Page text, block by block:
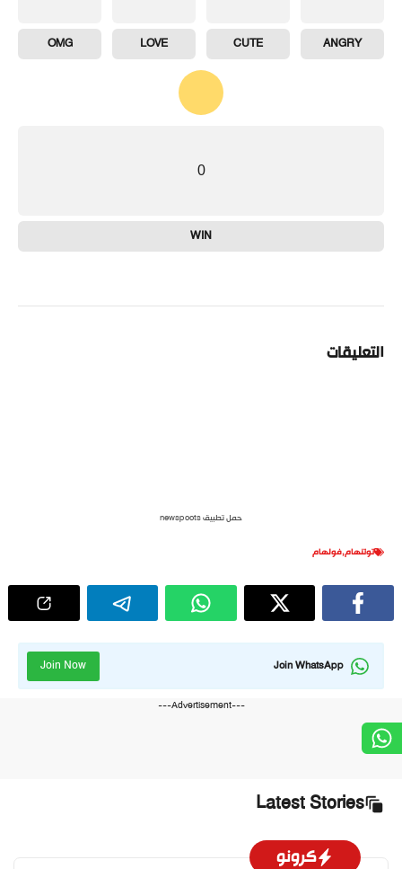
ANGRY
CUTE
LOVE
OMG
0
WIN
التعليقات
حمل تطبيق newspoots
توتنهام,فولهام
Join WhatsApp
Join Now
---Advertisement---
Latest Stories
كرونو